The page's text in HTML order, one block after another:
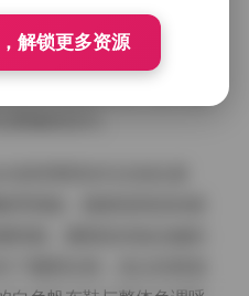
理让她的肚脐区域在画面
。每一次快门落下，我都
解锁更多资源